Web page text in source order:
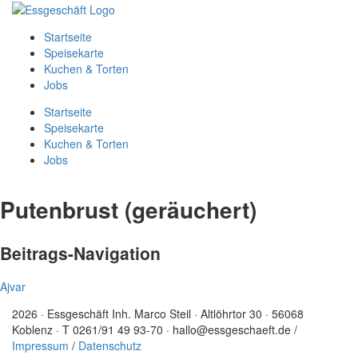
Startseite
Speisekarte
Kuchen & Torten
Jobs
Startseite
Speisekarte
Kuchen & Torten
Jobs
Putenbrust (geräuchert)
Beitrags-Navigation
Ajvar
2026 · Essgeschäft Inh. Marco Steil · Altlöhrtor 30 · 56068
Koblenz · T 0261/91 49 93-70 · hallo@essgeschaeft.de /
Impressum / Datenschutz